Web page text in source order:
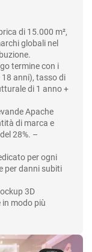
di 15.000 m²,
globali nel
termine con i
anni), tasso di
di 1 anno +
Apache
di marca e
28%. –
per ogni
per danni subiti
3D
in modo più